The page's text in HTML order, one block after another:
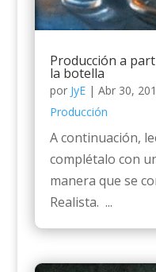
Producción a
la botella
por JyE| Abr 30,
Producción
A continuación,
complétalo con
manera que se
Realista. ...